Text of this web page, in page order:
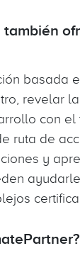
basada
revelar
con
ruta de
y